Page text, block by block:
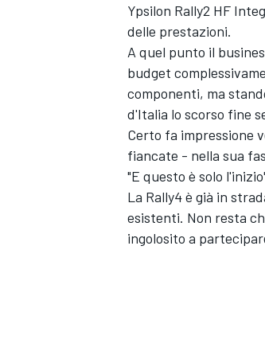
Ypsilon Rally2 HF
delle prestazioni.
A quel punto il
budget
componenti, ma
d'Italia lo scorso fine
Certo fa impressione
fiancate - nella sua
"E questo è solo
La Rally4 è già in
esistenti. Non resta
ingolosito a